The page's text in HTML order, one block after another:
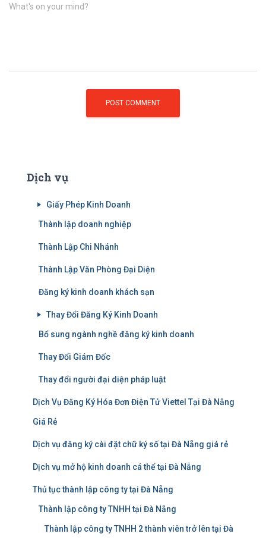
What's on your mind?
Dịch vụ
Giấy Phép Kinh Doanh
Thành lập doanh nghiệp
Thành Lập Chi Nhánh
Thành Lập Văn Phòng Đại Diện
Đăng ký kinh doanh khách sạn
Thay Đổi Đăng Ký Kinh Doanh
Bổ sung ngành nghề đăng ký kinh doanh
Thay Đổi Giám Đốc
Thay đổi người đại diện pháp luật
Dịch Vụ Đăng Ký Hóa Đơn Điện Tử Viettel Tại Đà Nẵng
Giá Rẻ
Dịch vụ đăng ký cài đặt chữ ký số tại Đà Nẵng giá rẻ
Dịch vụ mở hộ kinh doanh cá thể tại Đà Nẵng
Thủ tục thành lập công ty tại Đà Nẵng
Thành lập công ty TNHH tại Đà Nẵng
Thành lập công ty TNHH 2 thành viên trở lên tại Đà